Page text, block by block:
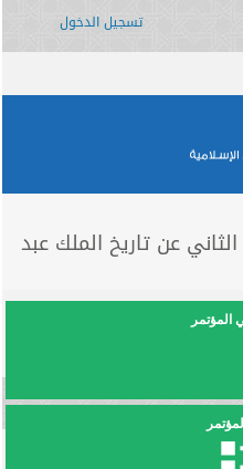
تسجيل الدخول
عن تاريخ الملك عبد
المؤتمر